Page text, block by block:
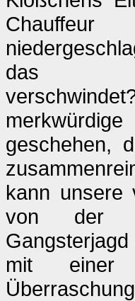
Chauffeur
das
geschehen,
kann unsere
von der
mit einer